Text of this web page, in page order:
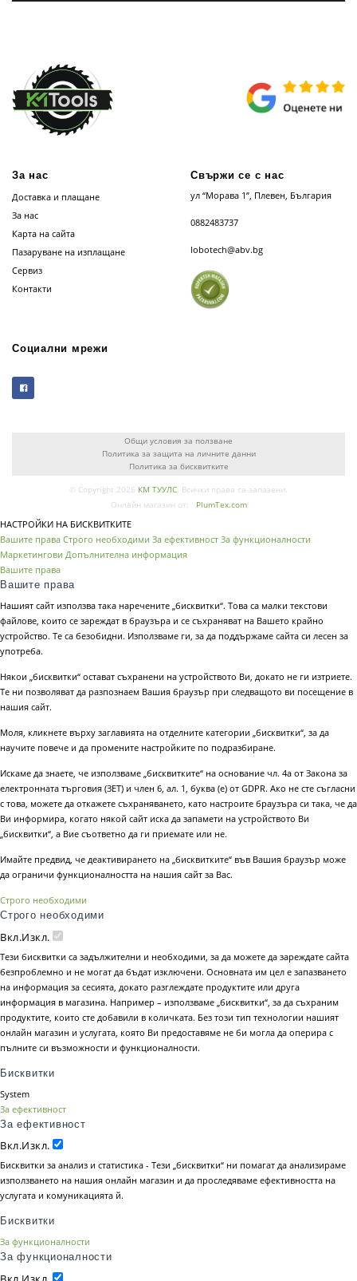
За нас
Доставка и плащане
За нас
Карта на сайта
Пазаруване на изплащане
Сервиз
Контакти
Свържи се с нас
ул “Морава 1”, Плевен, България
0882483737
lobotech@abv.bg
Социални мрежи
Общи условия за ползване
Политика за защита на личните данни
Политика за бисквитките
© Copyright 2026 КМ ТУУЛС. Всички права са запазени.
Онлайн магазин от:
PlumTex.com
НАСТРОЙКИ НА БИСКВИТКИТЕ
Вашите права Строго необходими За ефективност За функционалности
Маркетингови Допълнителна информация
Вашите права
Вашите права
Нашият сайт използва така наречените „бисквитки“. Това са малки текстови
файлове, които се зареждат в браузъра и се съхраняват на Вашето крайно
устройство. Те са безобидни. Използваме ги, за да поддържаме сайта си лесен за
употреба.
Някои „бисквитки“ остават съхранени на устройството Ви, докато не ги изтриете.
Те ни позволяват да разпознаем Вашия браузър при следващото ви посещение в
нашия сайт.
Моля, кликнете върху заглавията на отделните категории „бисквитки“, за да
научите повече и да промените настройките по подразбиране.
Искаме да знаете, че използваме „бисквитките“ на основание чл. 4а от Закона за
електронната търговия (ЗЕТ) и член 6, ал. 1, буква (е) от GDPR. Ако не сте съгласни
с това, можете да откажете съхраняването, като настроите браузъра си така, че да
Ви информира, когато някой сайт иска да запамети на устройството Ви
„бисквитки“, а Вие съответно да ги приемате или не.
Имайте предвид, че деактивирането на „бисквитките“ във Вашия браузър може
да ограничи функционалността на нашия сайт за Вас.
Строго необходими
Строго необходими
Вкл.Изкл.
Тези бисквитки са задължителни и необходими, за да можете да зареждате сайта
безпроблемно и не могат да бъдат изключени. Основната им цел е запазването
на информация за сесията, докато разглеждате продуктите или друга
информация в магазина. Например – използваме „бисквитки“, за да съхраним
продуктите, които сте добавили в количката. Без този тип технологии нашият
онлайн магазин и услугата, която Ви предоставяме не би могла да оперира с
пълните си възможности и функционалности.
Бисквитки
System
За ефективност
За ефективност
Вкл.Изкл.
Бисквитки за анализ и статистика - Тези „бисквитки“ ни помагат да анализираме
използването на нашия онлайн магазин и да проследяваме ефективността на
услугата и комуникацията й.
Бисквитки
За функционалности
За функционалности